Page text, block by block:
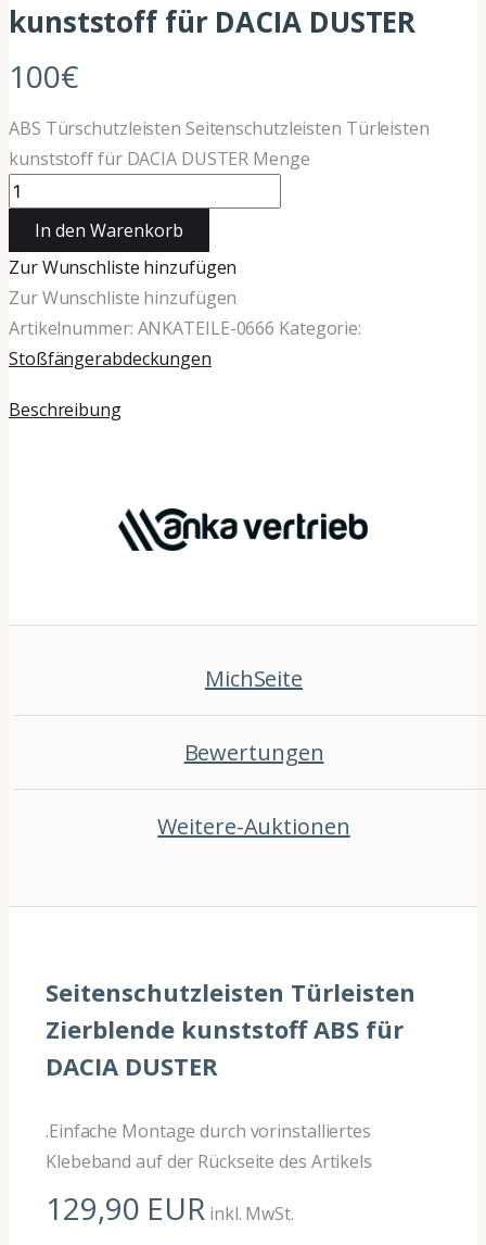
kunststoff für DACIA DUSTER
100€
ABS Türschutzleisten Seitenschutzleisten Türleisten
kunststoff für DACIA DUSTER Menge
In den Warenkorb
Zur Wunschliste hinzufügen
Zur Wunschliste hinzufügen
Artikelnummer: ANKATEILE-0666 Kategorie:
Stoßfängerabdeckungen
Beschreibung
MichSeite
Bewertungen
Weitere-Auktionen
Seitenschutzleisten Türleisten
Zierblende kunststoff ABS für
DACIA DUSTER
.Einfache Montage durch vorinstalliertes
Klebeband auf der Rückseite des Artikels
129,90 EUR inkl. MwSt.